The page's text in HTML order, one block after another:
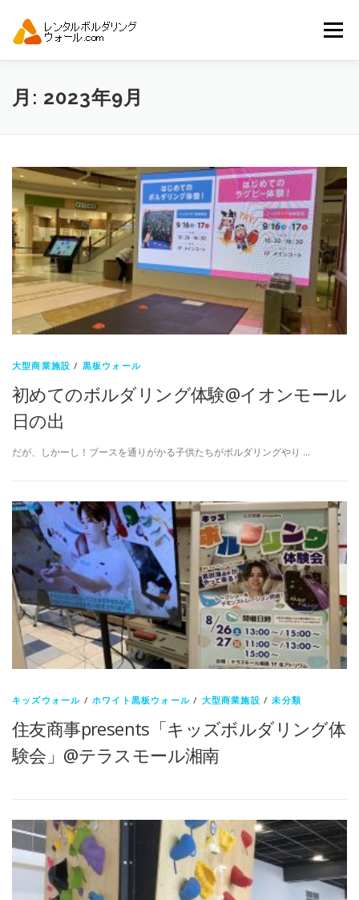
メニュー
トップ 自動見積り
月: 2023年9月
大型商業施設 / 黒板ウォール
初めてのボルダリング体験@イオンモール
日の出
だが、しかーし！ブースを通りがかる子供たちがボルダリングやり …
キッズウォール /ホワイト黒板ウォール / 大型商業施設 /未分類
住友商事presents「キッズボルダリング体
験会」@テラスモール湘南